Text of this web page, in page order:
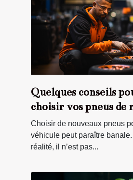
Quelques conseils
choisir vos pneus de
Choisir de nouveaux pneus
véhicule peut paraître
réalité, il n’est pas...